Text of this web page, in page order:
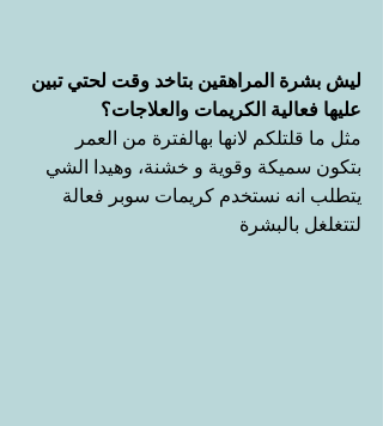
ليش بشرة المراهقين بتاخد وقت لحتي تبين
عليها فعالية الكريمات والعلاجات؟
مثل ما قلتلكم لانها بهالفترة من العمر
بتكون سميكة وقوية و خشنة، وهيدا الشي
يتطلب انه نستخدم كريمات سوبر فعالة
لتتغلغل بالبشرة